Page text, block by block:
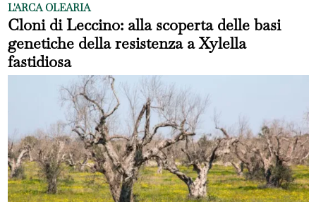
L'ARCA OLEARIA
Cloni di Leccino: alla scoperta delle basi
genetiche della resistenza a Xylella
fastidiosa